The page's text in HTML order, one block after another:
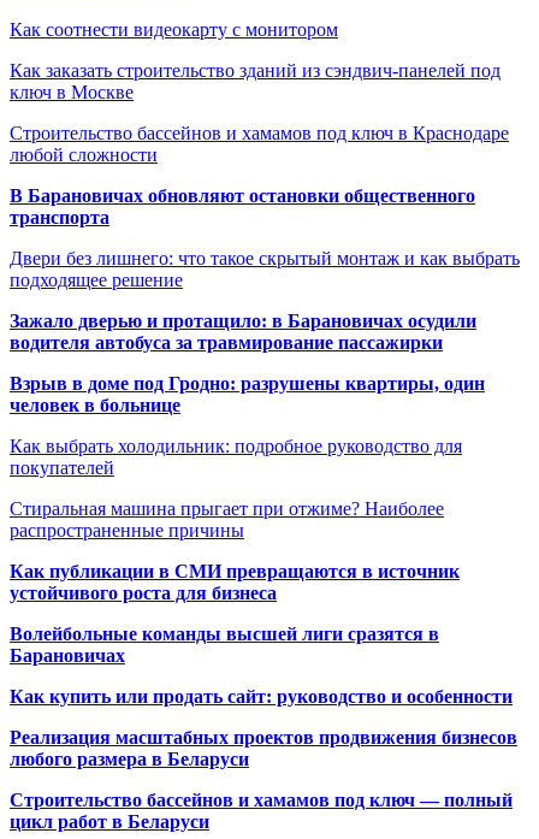
Как соотнести видеокарту с монитором
Как заказать строительство зданий из сэндвич-панелей под
ключ в Москве
Строительство бассейнов и хамамов под ключ в Краснодаре
любой сложности
В Барановичах обновляют остановки общественного
транспорта
Двери без лишнего: что такое скрытый монтаж и как выбрать
подходящее решение
Зажало дверью и протащило: в Барановичах осудили
водителя автобуса за травмирование пассажирки
Взрыв в доме под Гродно: разрушены квартиры, один
человек в больнице
Как выбрать холодильник: подробное руководство для
покупателей
Стиральная машина прыгает при отжиме? Наиболее
распространенные причины
Как публикации в СМИ превращаются в источник
устойчивого роста для бизнеса
Волейбольные команды высшей лиги сразятся в
Барановичах
Как купить или продать сайт: руководство и особенности
Реализация масштабных проектов продвижения бизнесов
любого размера в Беларуси
Строительство бассейнов и хамамов под ключ — полный
цикл работ в Беларуси